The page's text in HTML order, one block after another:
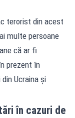
terorist din acest
multe persoane
că ar fi
prezent în
Ucraina și
în cazuri de